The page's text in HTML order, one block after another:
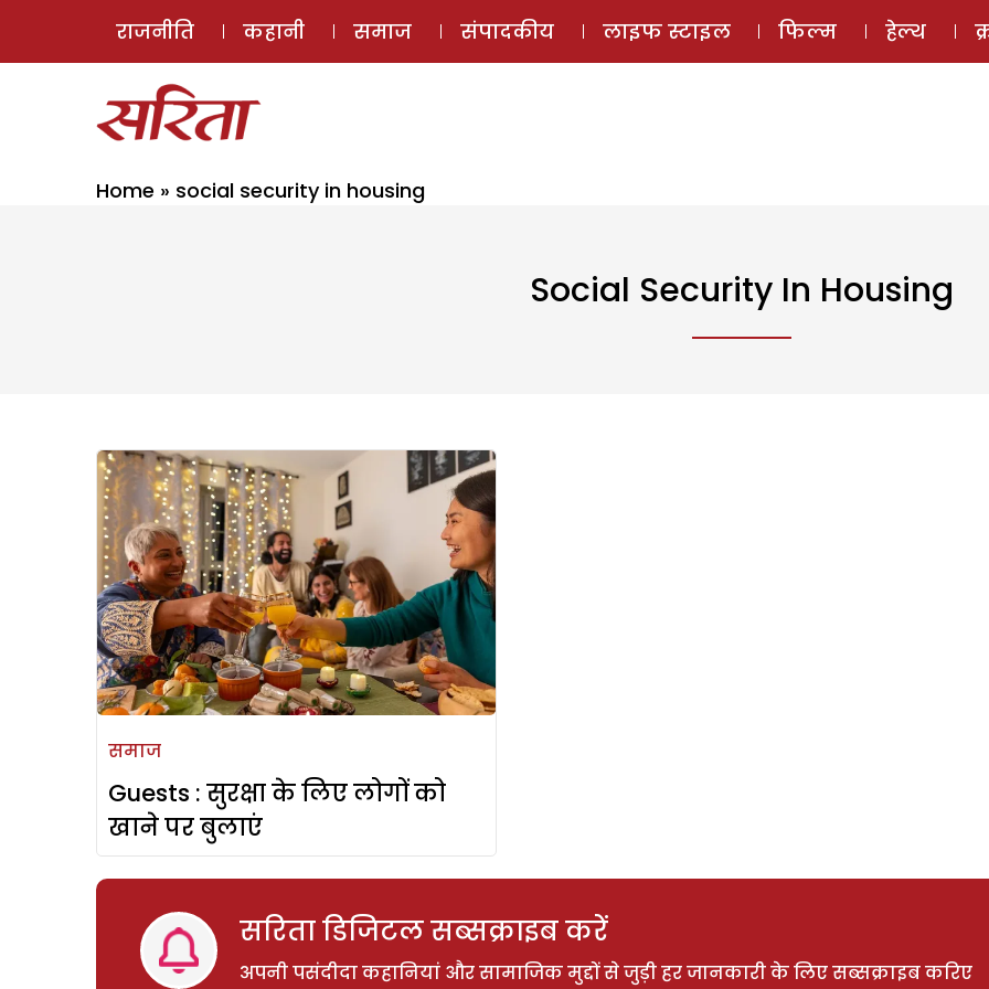
ई-मैगज़ीन
राजनीति कहानी समाज संपादकीय लाइफ स्टाइल फिल्म हेल्थ
Home » social security in housing
Social Security In Housing
समाज
Guests : सुरक्षा के लिए लोगों को
खाने पर बुलाएं
सरिता डिजिटल सब्सक्राइब करें
अपनी पसंदीदा कहानियां और सामाजिक मुद्दों से जुड़ी हर जानकारी के लिए सब्सक्राइब करिए